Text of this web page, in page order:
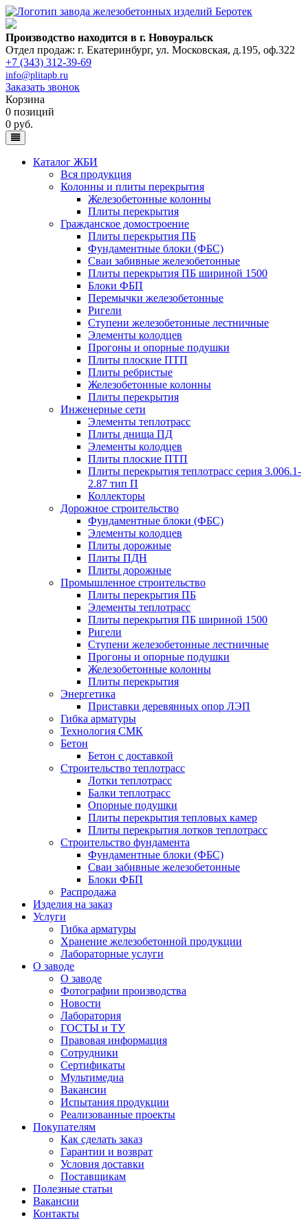
Производство находится в г. Новоуральск
Отдел продаж: г. Екатеринбург, ул. Московская, д.195, оф.322
+7 (343) 312-39-69
info@plitapb.ru
Заказать звонок
Корзина
0 позиций
0 руб.
Каталог ЖБИ
Вся продукция
Колонны и плиты перекрытия
Железобетонные колонны
Плиты перекрытия
Гражданское домостроение
Плиты перекрытия ПБ
Фундаментные блоки (ФБС)
Сваи забивные железобетонные
Плиты перекрытия ПБ шириной 1500
Блоки ФБП
Перемычки железобетонные
Ригели
Ступени железобетонные лестничные
Элементы колодцев
Прогоны и опорные подушки
Плиты плоские ПТП
Плиты ребристые
Железобетонные колонны
Плиты перекрытия
Инженерные сети
Элементы теплотрасс
Плиты днища ПД
Элементы колодцев
Плиты плоские ПТП
Плиты перекрытия теплотрасс серия 3.006.1-
2.87 тип П
Коллекторы
Дорожное строительство
Фундаментные блоки (ФБС)
Элементы колодцев
Плиты дорожные
Плиты ПДН
Плиты дорожные
Промышленное строительство
Плиты перекрытия ПБ
Элементы теплотрасс
Плиты перекрытия ПБ шириной 1500
Ригели
Ступени железобетонные лестничные
Прогоны и опорные подушки
Железобетонные колонны
Плиты перекрытия
Энергетика
Приставки деревянных опор ЛЭП
Гибка арматуры
Технология СМК
Бетон
Бетон с доставкой
Строительство теплотрасс
Лотки теплотрасс
Балки теплотрасс
Опорные подушки
Плиты перекрытия тепловых камер
Плиты перекрытия лотков теплотрасс
Строительство фундамента
Фундаментные блоки (ФБС)
Сваи забивные железобетонные
Блоки ФБП
Распродажа
Изделия на заказ
Услуги
Гибка арматуры
Хранение железобетонной продукции
Лабораторные услуги
О заводе
О заводе
Фотографии производства
Новости
Лаборатория
ГОСТЫ и ТУ
Правовая информация
Сотрудники
Сертификаты
Мультимедиа
Вакансии
Испытания продукции
Реализованные проекты
Покупателям
Как сделать заказ
Гарантии и возврат
Условия доставки
Поставщикам
Полезные статьи
Вакансии
Контакты